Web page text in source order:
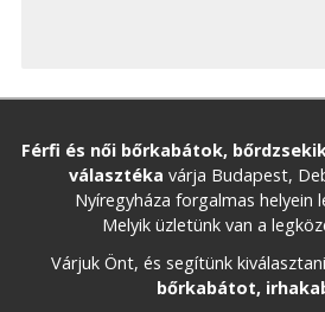
Férfi és női bőrkabátok,
választéka várja Budapest,
Nyíregyháza forgalmas helyein
Melyik üzletünk van a
Várjuk Önt, és segítünk
bőrkabátot,